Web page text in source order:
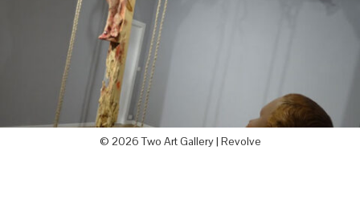
© 2026 Two Art Gallery | Revolve